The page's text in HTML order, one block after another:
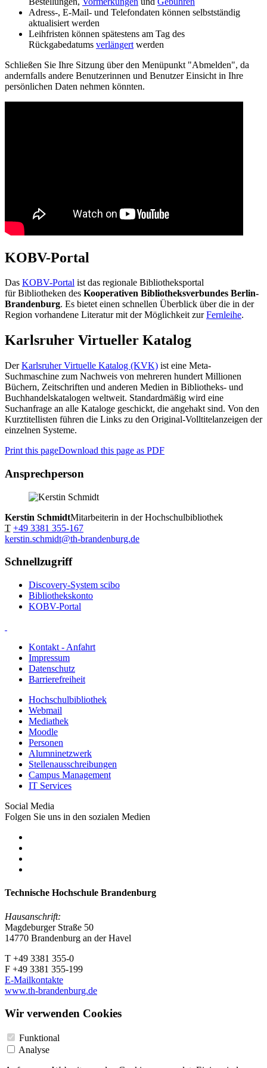
Adress-, E-Mail- und Telefondaten können selbstständig
aktualisiert werden
Leihfristen können spätestens am Tag des
Rückgabedatums verlängert werden
Schließen Sie Ihre Sitzung über den Menüpunkt "Abmelden", da
andernfalls andere Benutzerinnen und Benutzer Einsicht in Ihre
persönlichen Daten nehmen könnten.
KOBV-Portal
Das KOBV-Portal ist das regionale Bibliotheksportal
für Bibliotheken des Kooperativen Bibliotheksverbundes Berlin-
Brandenburg. Es bietet einen schnellen Überblick über die in der
Region vorhandene Literatur mit der Möglichkeit zurFernleihe.
Karlsruher Virtueller Katalog
DerKarlsruher Virtuelle Katalog (KVK) ist eine Meta-
Suchmaschine zum Nachweis von mehreren hundert Millionen
Büchern, Zeitschriften und anderen Medien in Bibliotheks- und
Buchhandelskatalogen weltweit. Standardmäßig wird eine
Suchanfrage an alle Kataloge geschickt, die angehakt sind. Von den
Kurztitellisten führen die Links zu den Original-Volltitelanzeigen der
einzelnen Systeme.
Print this pageDownload this page as PDF
Ansprechperson
Kerstin SchmidtMitarbeiterin in der Hochschulbibliothek
T +49 3381 355-167
kerstin.schmidt@th-brandenburg.de
Schnellzugriff
Discovery-System scibo
Bibliothekskonto
KOBV-Portal
Kontakt - Anfahrt
Impressum
Datenschutz
Barrierefreiheit
Hochschulbibliothek
Webmail
Mediathek
Moodle
Personen
Alumninetzwerk
Stellenausschreibungen
Campus Management
IT Services
Social Media
Folgen Sie uns in den sozialen Medien
Technische Hochschule Brandenburg
Hausanschrift:
Magdeburger Straße 50
14770 Brandenburg an der Havel
T +49 3381 355-0
F +49 3381 355-199
E-Mailkontakte
www.th-brandenburg.de
Wir verwenden Cookies
Funktional
Analyse